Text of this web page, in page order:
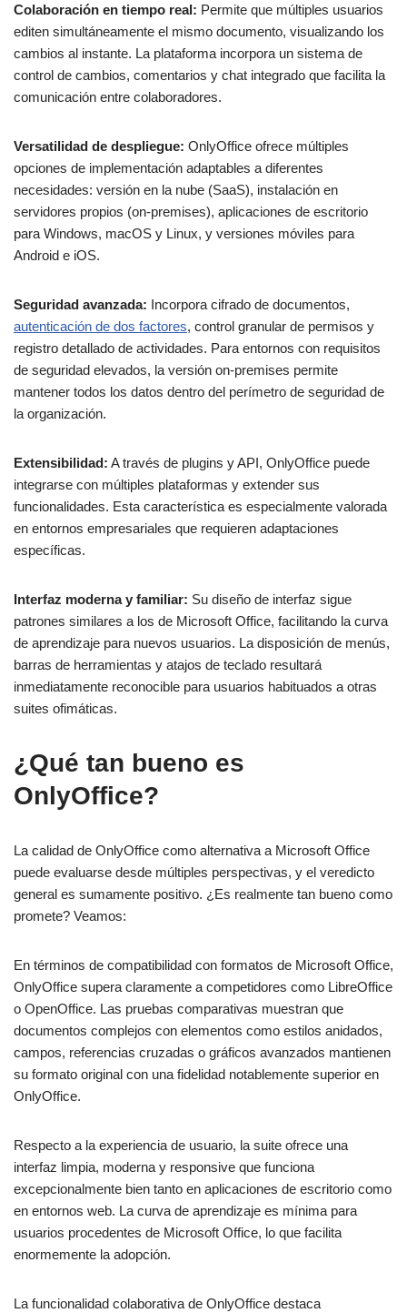
Colaboración en tiempo real: Permite que múltiples usuarios
editen simultáneamente el mismo documento, visualizando los
cambios al instante. La plataforma incorpora un sistema de
control de cambios, comentarios y chat integrado que facilita la
comunicación entre colaboradores.
Versatilidad de despliegue: OnlyOffice ofrece múltiples
opciones de implementación adaptables a diferentes
necesidades: versión en la nube (SaaS), instalación en
servidores propios (on-premises), aplicaciones de escritorio
para Windows, macOS y Linux, y versiones móviles para
Android e iOS.
Seguridad avanzada: Incorpora cifrado de documentos,
autenticación de dos factores, control granular de permisos y
registro detallado de actividades. Para entornos con requisitos
de seguridad elevados, la versión on-premises permite
mantener todos los datos dentro del perímetro de seguridad de
la organización.
Extensibilidad: A través de plugins y API, OnlyOffice puede
integrarse con múltiples plataformas y extender sus
funcionalidades. Esta característica es especialmente valorada
en entornos empresariales que requieren adaptaciones
específicas.
Interfaz moderna y familiar: Su diseño de interfaz sigue
patrones similares a los de Microsoft Office, facilitando la curva
de aprendizaje para nuevos usuarios. La disposición de menús,
barras de herramientas y atajos de teclado resultará
inmediatamente reconocible para usuarios habituados a otras
suites ofimáticas.
¿Qué tan bueno es
OnlyOffice?
La calidad de OnlyOffice como alternativa a Microsoft Office
puede evaluarse desde múltiples perspectivas, y el veredicto
general es sumamente positivo. ¿Es realmente tan bueno como
promete? Veamos:
En términos de compatibilidad con formatos de Microsoft Office,
OnlyOffice supera claramente a competidores como LibreOffice
o OpenOffice. Las pruebas comparativas muestran que
documentos complejos con elementos como estilos anidados,
campos, referencias cruzadas o gráficos avanzados mantienen
su formato original con una fidelidad notablemente superior en
OnlyOffice.
Respecto a la experiencia de usuario, la suite ofrece una
interfaz limpia, moderna y responsive que funciona
excepcionalmente bien tanto en aplicaciones de escritorio como
en entornos web. La curva de aprendizaje es mínima para
usuarios procedentes de Microsoft Office, lo que facilita
enormemente la adopción.
La funcionalidad colaborativa de OnlyOffice destaca